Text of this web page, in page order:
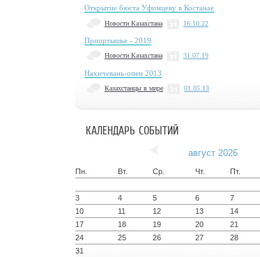
Открытие бюста Уфимцеву в Костанае
Новости Казахстана 16.10.22
Прииртышье - 2019
Новости Казахстана 31.07.19
Нахичевань-опен 2013
Казахстанцы в мире 01.05.13
КАЛЕНДАРЬ СОБЫТИЙ
август 2026
Пн. Вт. Ср. Чт. Пт.
3
4 5 6 7
10
11 12 13 14
17
18 19 20 21
24
25 26 27 28
31